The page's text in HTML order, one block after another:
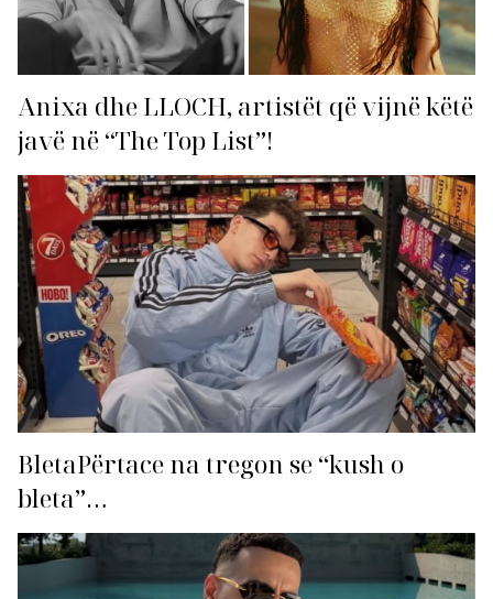
Anixa dhe LLOCH, artistët që vijnë këtë
javë në “The Top List”!
BletaPërtace na tregon se “kush o
bleta”…